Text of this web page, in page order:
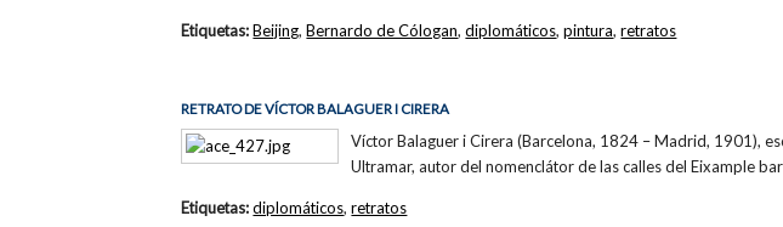
Etiquetas:Beijing,Bernardo de Cólogan,diplomáticos,pintura,retratos
RETRATO DE VÍCTOR BALAGUER I CIRERA
Víctor Balaguer i Cirera (Barcelona, 1824 – Madrid, 1901),
Ultramar, autor del nomenclátor de las calles del Eixample
Etiquetas:diplomáticos,retratos